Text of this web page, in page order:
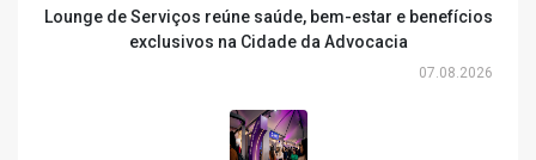
Lounge de Serviços reúne saúde, bem-estar e benefícios
exclusivos na Cidade da Advocacia
07.08.2026